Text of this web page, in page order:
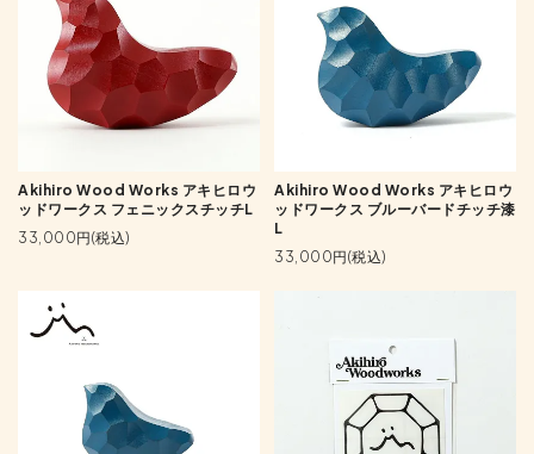
Akihiro Wood Works アキヒロウ
ッドワークス フェニックスチッチL
33,000円(税込)
Akihiro Wood Works アキヒロウ
ッドワークス ブルーバードチッチ漆
L
33,000円(税込)